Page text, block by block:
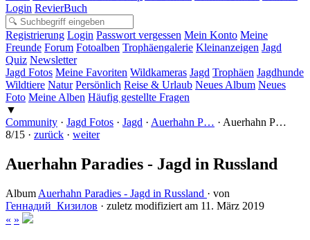
Login RevierBuch
Registrierung Login Passwort vergessen Mein Konto Meine
Freunde Forum Fotoalben Trophäengalerie Kleinanzeigen Jagd
Quiz Newsletter
Jagd Fotos Meine Favoriten Wildkameras Jagd Trophäen Jagdhunde
Wildtiere Natur Persönlich Reise & Urlaub Neues Album Neues
Foto Meine Alben Häufig gestellte Fragen
▼
Community · Jagd Fotos · Jagd · Auerhahn P… · Auerhahn P…
8/15 · zurück · weiter
Auerhahn Paradies - Jagd in Russland
Album Auerhahn Paradies - Jagd in Russland · von
Геннадий_Кизилов · zuletz modifiziert am 11. März 2019
« »